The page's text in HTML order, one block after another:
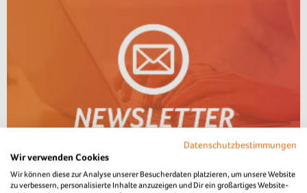
Datenschutzbestimmungen
Wir verwenden Cookies
Wir können diese zur Analyse unserer Besucherdaten platzieren, um unsere Website
zu verbessern, personalisierte Inhalte anzuzeigen und Dir ein großartiges Website-